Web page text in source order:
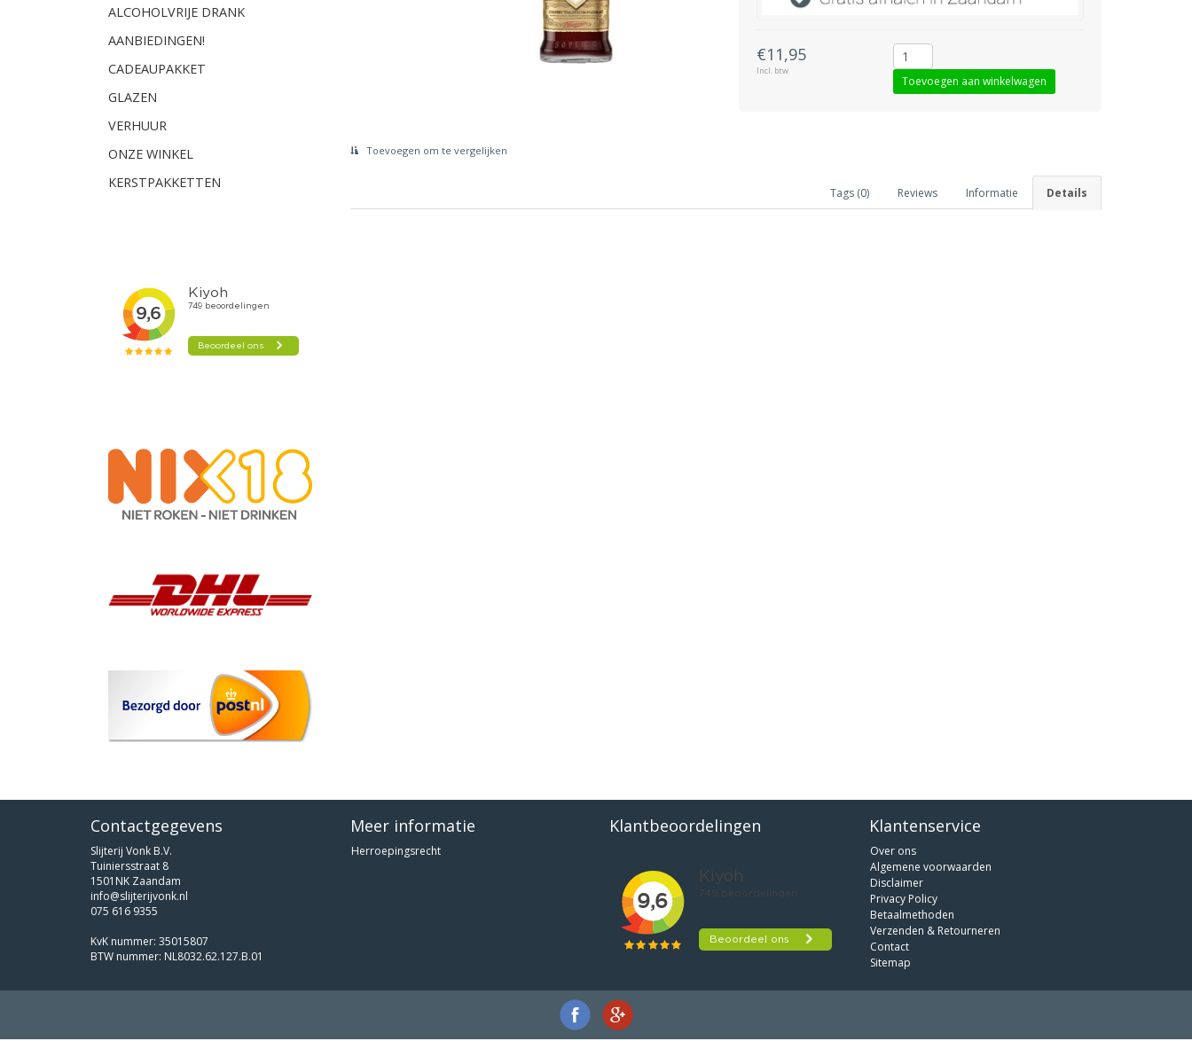
ALCOHOLVRIJE DRANK
AANBIEDINGEN!
CADEAUPAKKET
GLAZEN
VERHUUR
ONZE WINKEL
KERSTPAKKETTEN
€11,95
Incl. btw
Toevoegen om te vergelijken
Details
Informatie
Reviews
Tags (0)
Contactgegevens
Slijterij Vonk B.V.
Tuiniersstraat 8
1501NK Zaandam
info@slijterijvonk.nl
075 616 9355
KvK nummer: 35015807
BTW nummer: NL8032.62.127.B.01
Meer informatie
Herroepingsrecht
Klantbeoordelingen Klantenservice
Over ons
Algemene voorwaarden
Disclaimer
Privacy Policy
Betaalmethoden
Verzenden & Retourneren
Contact
Sitemap